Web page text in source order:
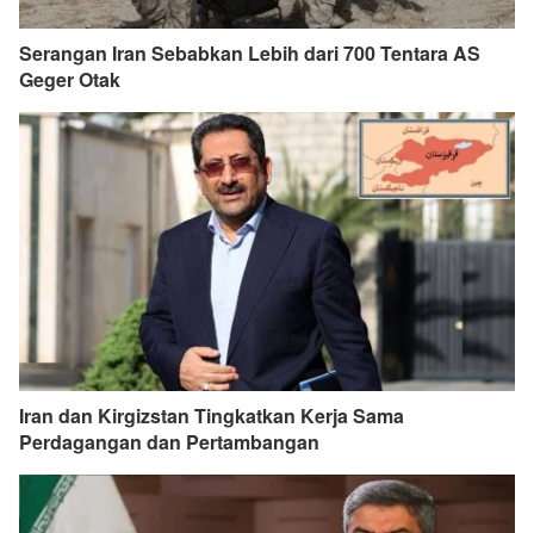
Serangan Iran Sebabkan Lebih dari 700 Tentara AS
Geger Otak
Iran dan Kirgizstan Tingkatkan Kerja Sama
Perdagangan dan Pertambangan